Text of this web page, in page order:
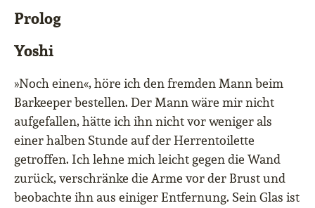
Prolog
Yoshi
»Noch einen«, höre ich den fremden Mann beim
Barkeeper bestellen. Der Mann wäre mir nicht
aufgefallen, hätte ich ihn nicht vor weniger als
einer halben Stunde auf der Herrentoilette
getroffen. Ich lehne mich leicht gegen die Wand
zurück, verschränke die Arme vor der Brust und
beobachte ihn aus einiger Entfernung. Sein Glas ist